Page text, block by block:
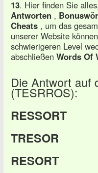
13. Hier finden Sie
Antworten ,
Cheats , um das
unserer Website
schwierigeren Level
abschließen Words Of
Die Antwort auf
(TESRROS):
RESSORT
TRESOR
RESORT